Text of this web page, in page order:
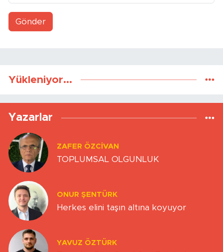
Gönder
Yükleniyor...
Yazarlar
ZAFER ÖZCIVAN
TOPLUMSAL OLGUNLUK
ONUR ŞENTÜRK
Herkes elini taşın altına koyuyor
YAVUZ ÖZTÜRK